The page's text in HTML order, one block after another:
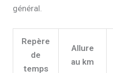
général.
Repère
de
temps
Allure
au km